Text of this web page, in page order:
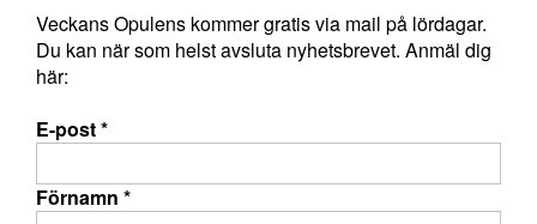
Veckans Opulens kommer gratis via mail på lördagar.
Du kan när som helst avsluta nyhetsbrevet. Anmäl dig
här:
E-post*
Förnamn *